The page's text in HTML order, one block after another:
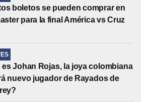
boletos se pueden comprar en
para la final América vs Cruz
es Johan Rojas, la joya colombiana
nuevo jugador de Rayados de